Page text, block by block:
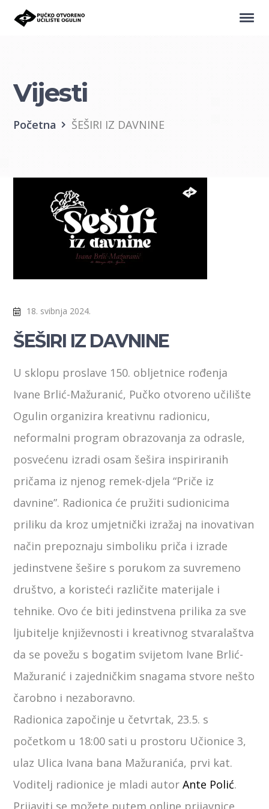
Vijesti
Početna ŠEŠIRI IZ DAVNINE
18. svibnja 2024.
ŠEŠIRI IZ DAVNINE
U sklopu proslave 150. obljetnice rođenja
Ivane Brlić-Mažuranić, Pučko otvoreno učilište
Ogulin organizira kreativnu radionicu,
neformalni program obrazovanja za odrasle,
posvećenu izradi osam šešira inspiriranih
pričama iz njenog remek-djela “Priče iz
davnine”. Radionica će pružiti sudionicima
priliku da kroz umjetnički izražaj na inovativan
način prepoznaju simboliku priča i izrade
jedinstvene šešire s porukom za suvremeno
društvo, a koristeći različite materijale i
tehnike. Ovo će biti jedinstvena prilika za sve
ljubitelje književnosti i kreativnog stvaralaštva
da se povežu s bogatim svijetom Ivane Brlić-
Mažuranić i zajedničkim snagama stvore nešto
čarobno i nezaboravno.
Radionica započinje u četvrtak, 23.5. s
početkom u 18:00 sati u prostoru Učionice 3,
ulaz Ulica Ivana bana Mažuranića, prvi kat.
Voditelj radionice je mladi autorAnte Polić.